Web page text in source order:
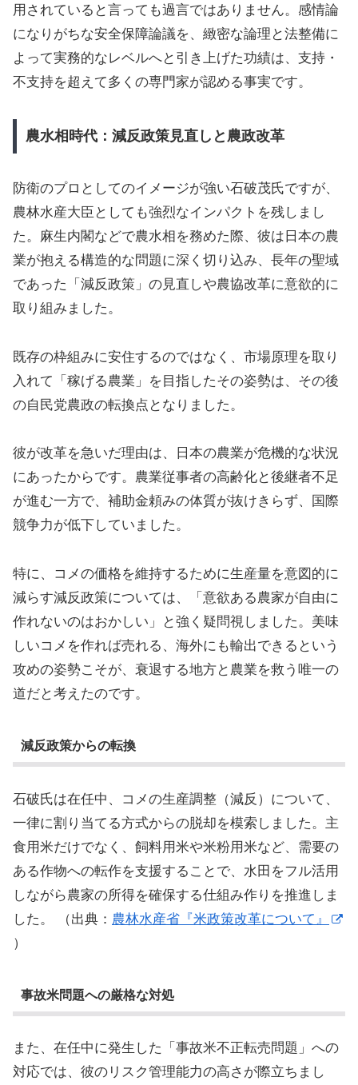
用されていると言っても過言ではありません。感情論
になりがちな安全保障論議を、緻密な論理と法整備に
よって実務的なレベルへと引き上げた功績は、支持・
不支持を超えて多くの専門家が認める事実です。
農水相時代：減反政策見直しと農政改革
防衛のプロとしてのイメージが強い石破茂氏ですが、
農林水産大臣としても強烈なインパクトを残しまし
た。麻生内閣などで農水相を務めた際、彼は日本の農
業が抱える構造的な問題に深く切り込み、長年の聖域
であった「減反政策」の見直しや農協改革に意欲的に
取り組みました。
既存の枠組みに安住するのではなく、市場原理を取り
入れて「稼げる農業」を目指したその姿勢は、その後
の自民党農政の転換点となりました。
彼が改革を急いだ理由は、日本の農業が危機的な状況
にあったからです。農業従事者の高齢化と後継者不足
が進む一方で、補助金頼みの体質が抜けきらず、国際
競争力が低下していました。
特に、コメの価格を維持するために生産量を意図的に
減らす減反政策については、「意欲ある農家が自由に
作れないのはおかしい」と強く疑問視しました。美味
しいコメを作れば売れる、海外にも輸出できるという
攻めの姿勢こそが、衰退する地方と農業を救う唯一の
道だと考えたのです。
減反政策からの転換
石破氏は在任中、コメの生産調整（減反）について、
一律に割り当てる方式からの脱却を模索しました。主
食用米だけでなく、飼料用米や米粉用米など、需要の
ある作物への転作を支援することで、水田をフル活用
しながら農家の所得を確保する仕組み作りを推進しま
した。 （出典： 農林水産省『米政策改革について』
）
事故米問題への厳格な対処
また、在任中に発生した「事故米不正転売問題」への
対応では、彼のリスク管理能力の高さが際立ちまし